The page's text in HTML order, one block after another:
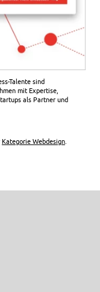
Talente sind
mit Expertise,
als Partner und
Kategorie Webdesign